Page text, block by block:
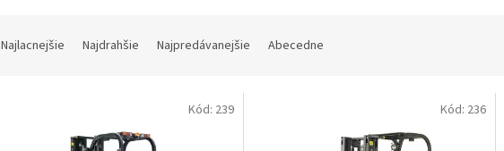
Najlacnejšie Najdrahšie Najpredávanejšie Abecedne
Kód: 239 Kód: 236